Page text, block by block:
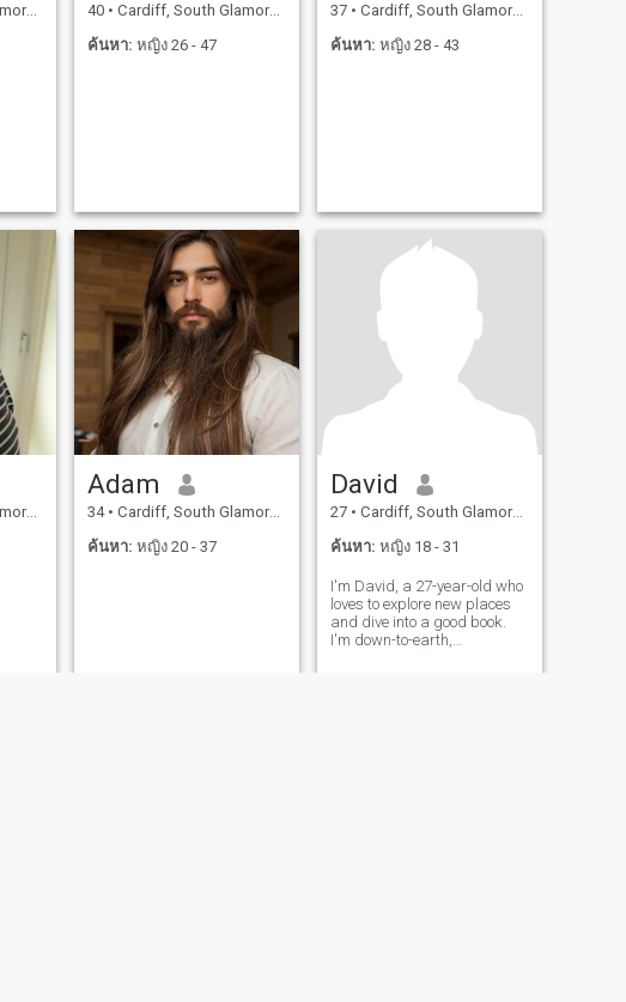
งกฤษ
40 • Cardiff, South Glamorgan, อังกฤษ
ค้นหา: หญิง 26 - 47
37 • Cardiff, South Glamorgan, อังกฤษ
ค้นหา: หญิง 28 - 43
งกฤษ
Adam
34 • Cardiff, South Glamorgan, อังกฤษ
ค้นหา: หญิง 20 - 37
David
27 • Cardiff, South Glamorgan, อังกฤษ
ค้นหา: หญิง 18 - 31
I'm David, a 27-year-old who
loves to explore new places
and dive into a good book.
I'm down-to-earth,